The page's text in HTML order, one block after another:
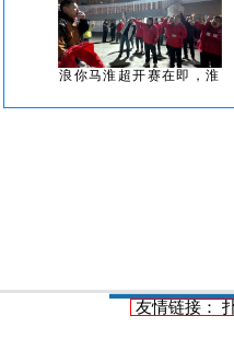
浪你马淮超开赛在即，淮
友情链接：